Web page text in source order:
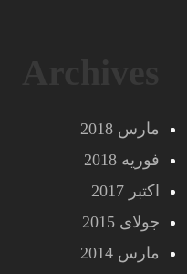
مارس 2018
فوریه 2018
اکتبر 2017
جولای 2015
مارس 2014